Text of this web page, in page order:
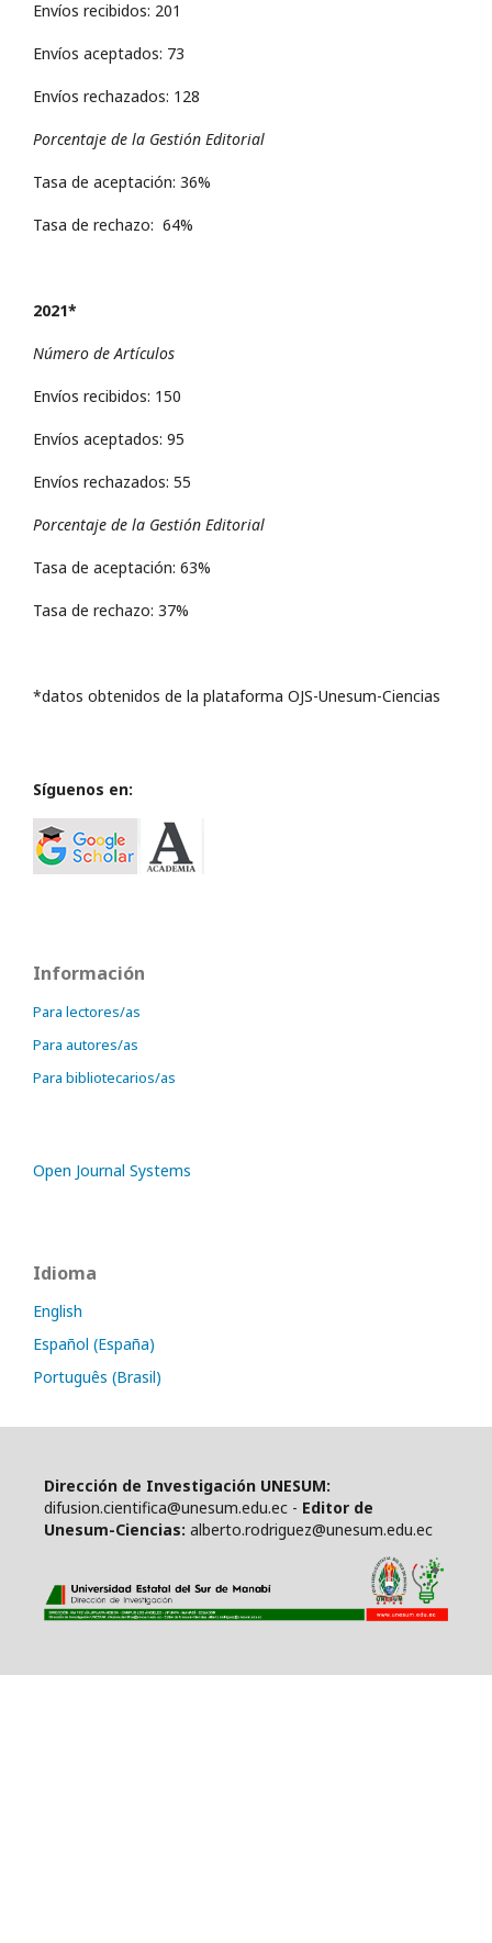
Envíos recibidos: 201
Envíos aceptados: 73
Envíos rechazados: 128
Porcentaje de la Gestión Editorial
Tasa de aceptación: 36%
Tasa de rechazo: 64%
2021*
Número de Artículos
Envíos recibidos: 150
Envíos aceptados: 95
Envíos rechazados: 55
Porcentaje de la Gestión Editorial
Tasa de aceptación: 63%
Tasa de rechazo: 37%
*datos obtenidos de la plataforma OJS-Unesum-Ciencias
Síguenos en:
Información
Para lectores/as
Para autores/as
Para bibliotecarios/as
Open Journal Systems
Idioma
English
Español (España)
Português (Brasil)
Dirección de Investigación UNESUM:
difusion.cientifica@unesum.edu.ec - Editor de
Unesum-Ciencias: alberto.rodriguez@unesum.edu.ec